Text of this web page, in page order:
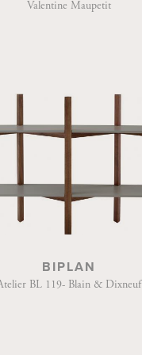
Valentine Maupetit
BIPLAN
BL 119- Blain & Dixneuf